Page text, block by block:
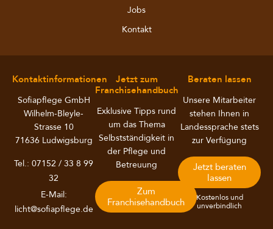
Jobs
Kontakt
Kontaktinformationen
Sofiapflege GmbH
Wilhelm-Bleyle-
Strasse 10
71636 Ludwigsburg
Tel.: 07152 / 33 8 99
32
E-Mail:
licht@sofiapflege.de
Jetzt zum
Franchisehandbuch
Exklusive Tipps rund
um das Thema
Selbstständigkeit in
der Pflege und
Betreuung
Zum
Franchisehandbuch
Beraten lassen
Unsere Mitarbeiter
stehen Ihnen in
Landessprache stets
zur Verfügung
Jetzt beraten
lassen
Kostenlos und
unverbindlich